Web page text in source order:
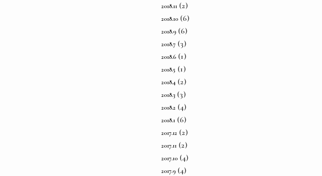
2018.11 (2)
2018.10 (6)
2018.9 (6)
2018.7 (3)
2018.6 (1)
2018.5 (1)
2018.4 (2)
2018.3 (3)
2018.2 (4)
2018.1 (6)
2017.12 (2)
2017.11 (2)
2017.10 (4)
2017.9 (4)